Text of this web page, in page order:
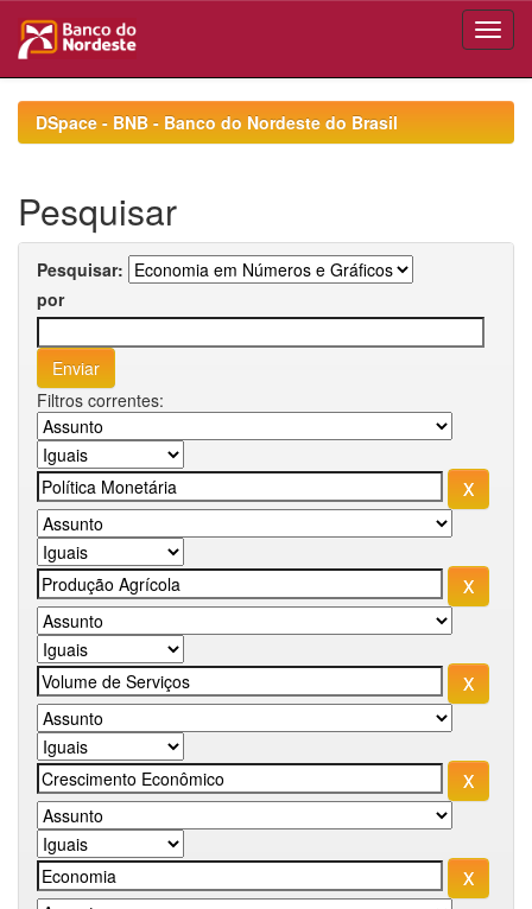
navigationDSpace - BNB - Banco do Nordeste do Brasil
Pesquisar
Pesquisar:
por
Filtros correntes: